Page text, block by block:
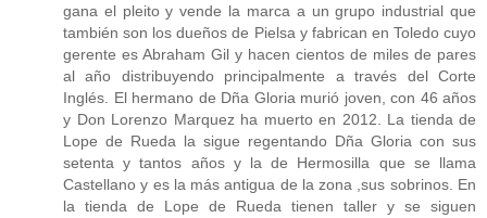
gana el pleito y vende la marca a un grupo industrial que
también son los dueños de Pielsa y fabrican en Toledo cuyo
gerente es Abraham Gil y hacen cientos de miles de pares
al año distribuyendo principalmente a través del Corte
Inglés. El hermano de Dña Gloria murió joven, con 46 años
y Don Lorenzo Marquez ha muerto en 2012. La tienda de
Lope de Rueda la sigue regentando Dña Gloria con sus
setenta y tantos años y la de Hermosilla que se llama
Castellano y es la más antigua de la zona ,sus sobrinos. En
la tienda de Lope de Rueda tienen taller y se siguen